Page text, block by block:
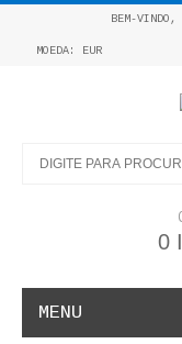
BEM-VINDO,
MOEDA: EUR
0
MENU